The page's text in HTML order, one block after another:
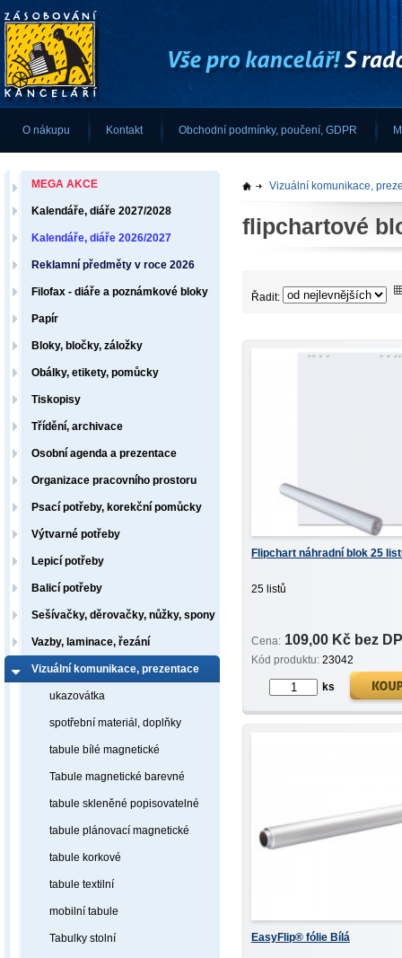
Vizuální komunikace,
flipchartové
Řadit:
Flipchart náhradní blok 25
25 listů
Cena: 109,00 Kč bez
Kód produktu: 23042
ks
EasyFlip® fólie Bílá
MEGA AKCE
Kalendáře, diáře 2027/2028
Kalendáře, diáře 2026/2027
Reklamní předměty v roce 2026
Filofax - diáře a poznámkové bloky
Papír
Bloky, bločky, záložky
Obálky, etikety, pomůcky
Tiskopisy
Třídění, archivace
Osobní agenda a prezentace
Organizace pracovního prostoru
Psací potřeby, korekční pomůcky
Výtvarné potřeby
Lepicí potřeby
Balicí potřeby
Sešívačky, děrovačky, nůžky, spony
Vazby, laminace, řezání
Vizuální komunikace, prezentace
ukazovátka
spotřební materiál, doplňky
tabule bílé magnetické
Tabule magnetické barevné
tabule skleněné popisovatelné
tabule plánovací magnetické
tabule korkové
tabule textilní
mobilní tabule
Tabulky stolní
O nákupu Kontakt Obchodní podmínky, poučení, GDPR